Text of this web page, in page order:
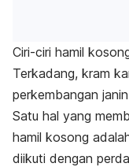
Ciri-ciri hamil
Terkadang, kram
perkembangan
Satu hal yang
hamil kosong
diikuti dengan